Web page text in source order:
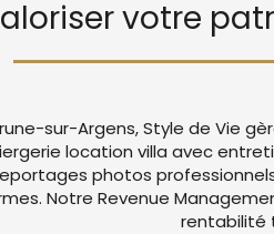
votre
sur-Argens, Style de Vie
location villa avec
photos
Notre Revenue
rentabilité